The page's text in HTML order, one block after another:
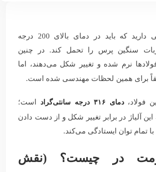
تصور کنید قالبی دارید که باید در دمای بالای 200 درجه
سنگین پرس را تحمل کند. در چنین
نرم شده و تغییر شکل می‌دهند، اما
برای همین لحظات مهندسی شده است.
فولاد،دمای ۳۱۶ درجه سانتی‌گراد
است؛
آلیاژ در برابر تغییر شکل و از دست دادن
تمام توان ایستادگی می‌کند.
در چیست؟ (نقش